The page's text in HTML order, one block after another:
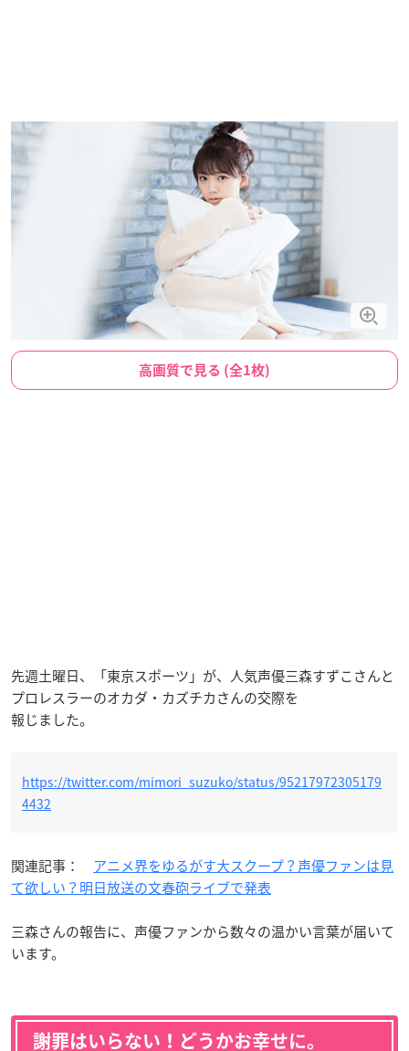
高画質で見る (全1枚)
先週土曜日、「東京スポーツ」が、人気声優三森すずこさんと
プロレスラーのオカダ・カズチカさんの交際を
報じました。
https://twitter.com/mimori_suzuko/status/95217972305179
4432
関連記事： アニメ界をゆるがす大スクープ？声優ファンは見
て欲しい？明日放送の文春砲ライブで発表
三森さんの報告に、声優ファンから数々の温かい言葉が届いて
います。
謝罪はいらない！どうかお幸せに。